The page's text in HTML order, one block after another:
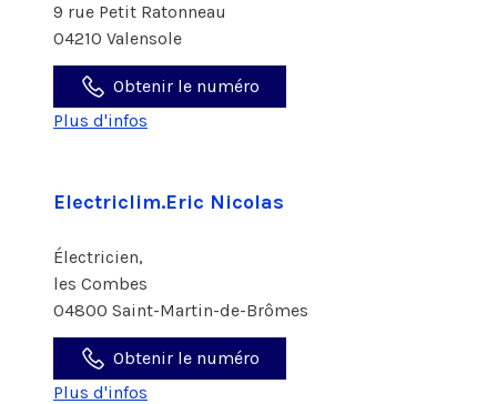
9 rue Petit Ratonneau
04210 Valensole
Obtenir le numéro
Plus d'infos
Electriclim.Eric Nicolas
Électricien,
les Combes
04800 Saint-Martin-de-Brômes
Obtenir le numéro
Plus d'infos